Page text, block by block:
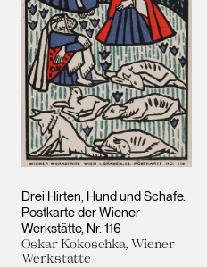
Drei Hirten, Hund und Schafe.
Postkarte der Wiener
Werkstätte, Nr. 116
Oskar Kokoschka, Wiener
Werkstätte